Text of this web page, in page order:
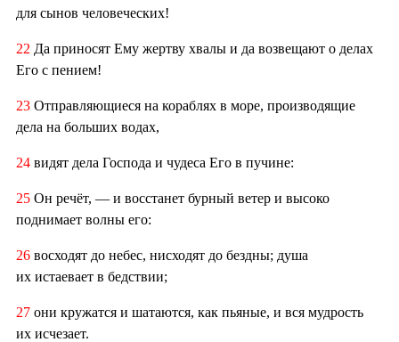
для сынов человеческих!
22 Да приносят Ему жертву хвалы и да возвещают о делах
Его с пением!
23 Отправляющиеся на кораблях в море, производящие
дела на больших водах,
24 видят дела Господа и чудеса Его в пучине:
25 Он речёт, — и восстанет бурный ветер и высоко
поднимает волны его:
26 восходят до небес, нисходят до бездны; душа
их истаевает в бедствии;
27 они кружатся и шатаются, как пьяные, и вся мудрость
их исчезает.